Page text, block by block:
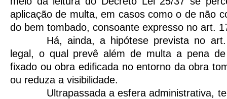
aplicação de multa, em casos como o de não
do bem tombado, consoante expresso no art.
Há, ainda, a hipótese prevista no
legal, o qual prevê além de multa a pena
fixado ou obra edificada no entorno da obra
ou reduza a visibilidade.
Ultrapassada a esfera administrativa,